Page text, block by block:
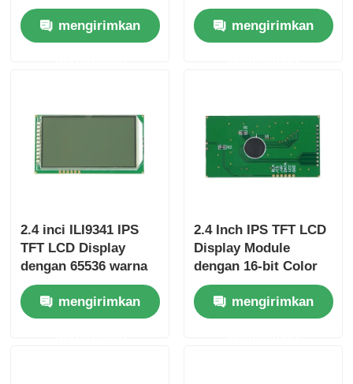
LCD
105.5mm*67.2mm*3.0mm
untuk Aplikasi
mengirimkan
800x480 untuk
dashboard otomotif
dan antarmuka
mengirimkan
2.4 inci ILI9341 IPS
TFT LCD Display
dengan 65536 warna
dan garansi 12 bulan
untuk sistem
tertanam
mengirimkan
2.4 Inch IPS TFT LCD
Display Module
dengan 16-bit Color
Depth
105.5mm*67.2mm*3.0mm
Ukuran dan Rasio
mengirimkan